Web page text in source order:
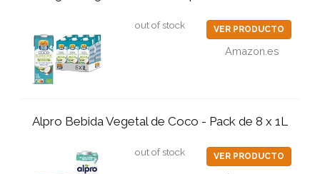
out of stock VER PRODUCTO
Amazon.es
Alpro Bebida Vegetal de Coco - Pack de 8 x 1L
out of stock VER PRODUCTO